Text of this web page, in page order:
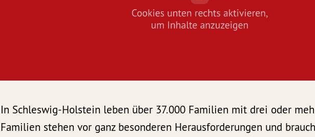
In Schleswig-Holstein leben über 37.000 Familien mit drei oder
Familien stehen vor ganz besonderen Herausforderungen und